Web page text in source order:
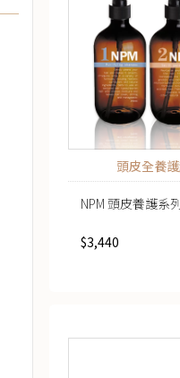
頭皮全養
NPM 頭皮養護系
$3,440